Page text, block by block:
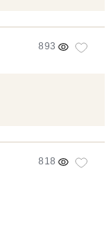
893
818